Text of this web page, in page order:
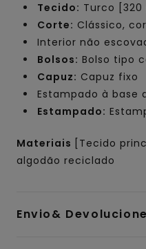
Tecido: Turco [320
Corte: Clássico,
Interior não
Bolsos: Bolso tipo
Capuz: Capuz fixo
Estampado à base
Estampado:
Materiais
[Tecido
algodão reciclado
Envio&